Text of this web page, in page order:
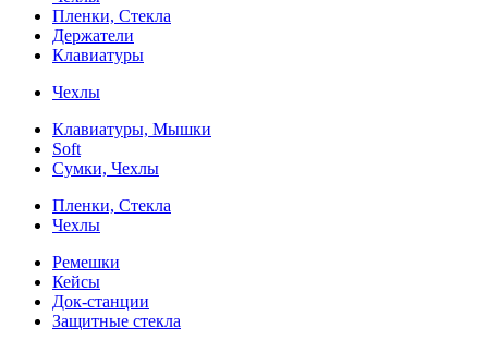
Пленки, Стекла
Держатели
Клавиатуры
Чехлы
Клавиатуры, Мышки
Soft
Сумки, Чехлы
Пленки, Стекла
Чехлы
Ремешки
Кейсы
Док-станции
Защитные стекла